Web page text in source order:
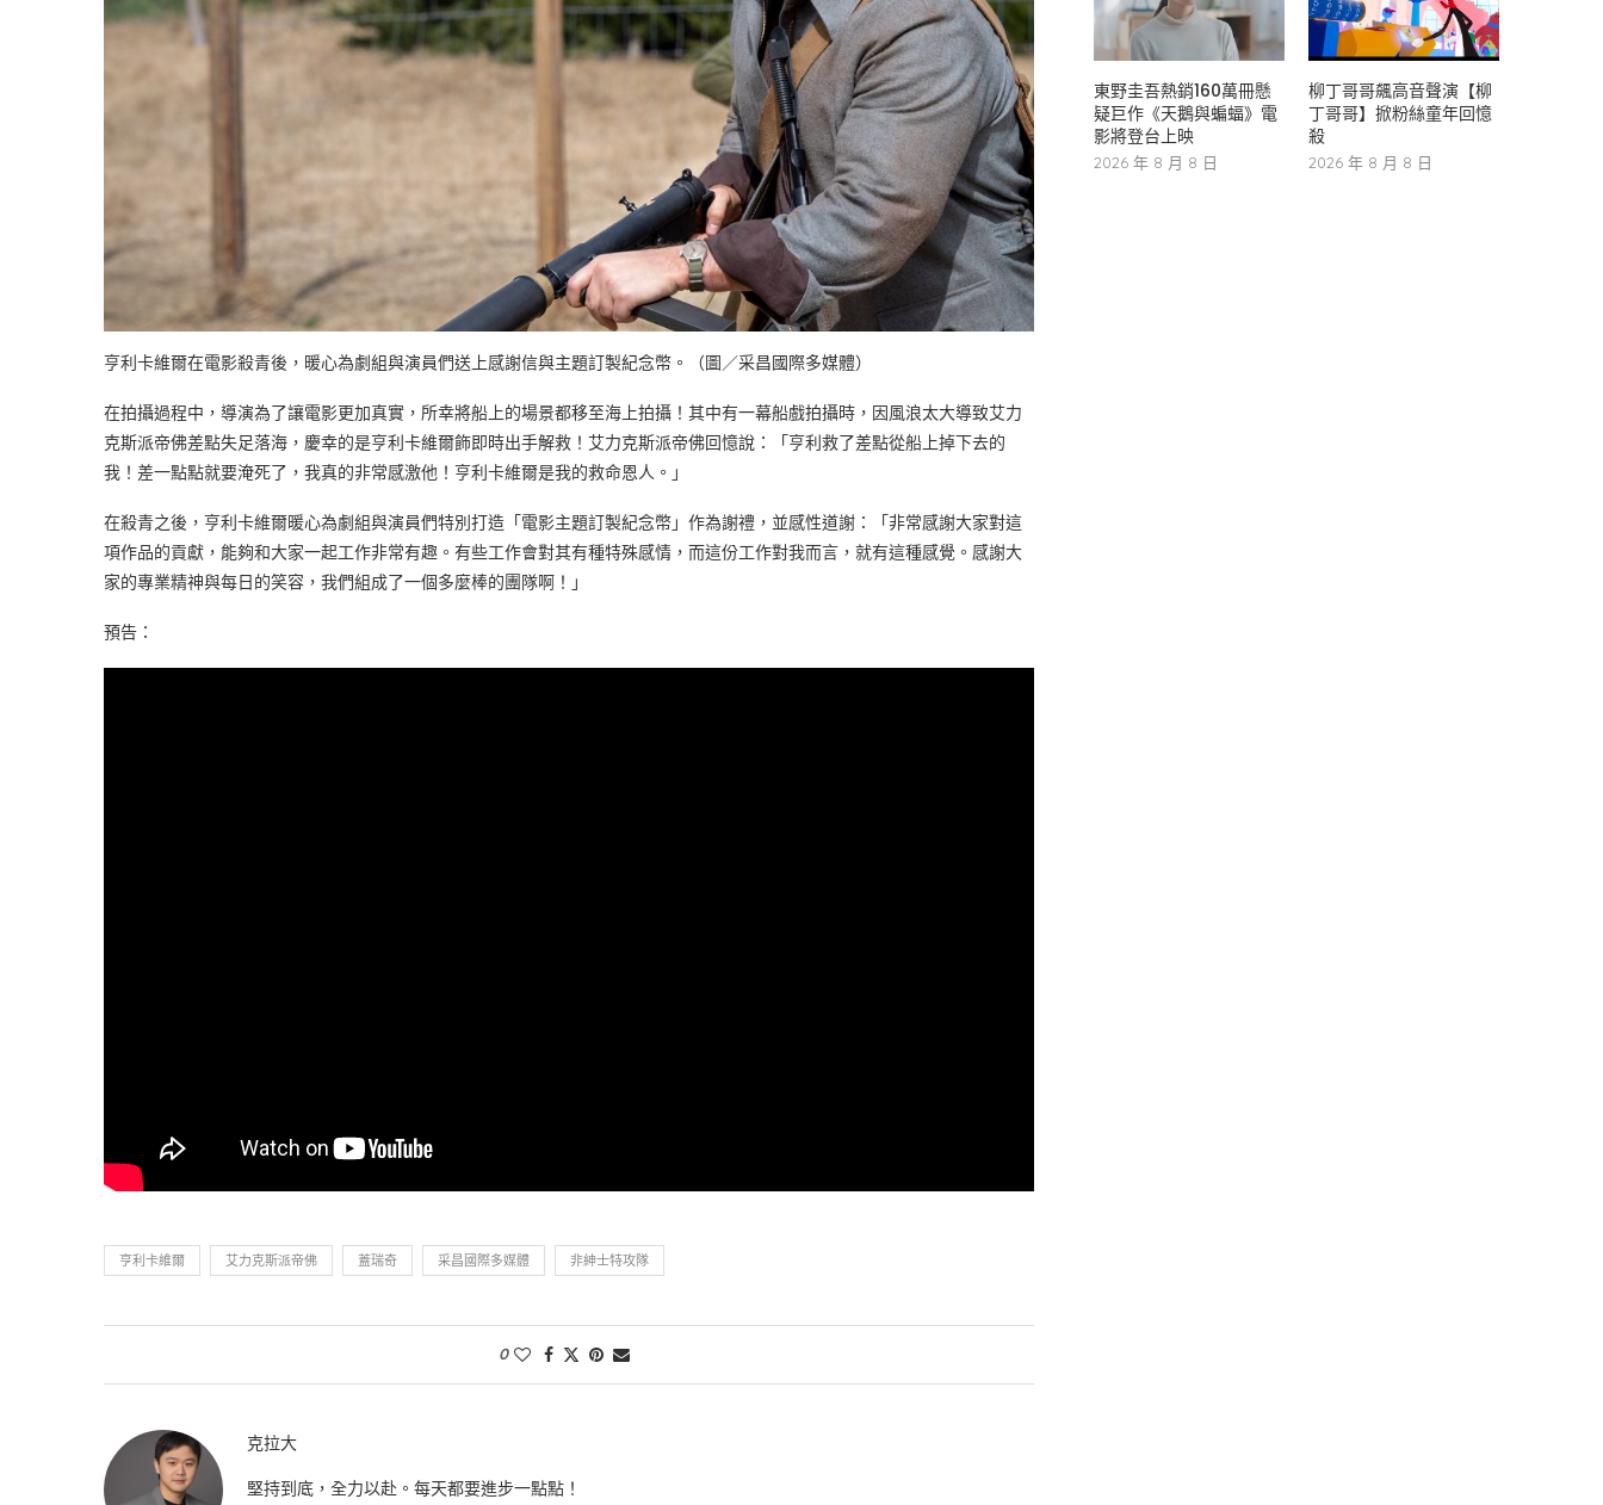
亨利卡維爾在電影殺青後，暖心為劇組與演員們送上感謝信與主題訂製紀念幣。（圖／采昌國際多媒體）
在拍攝過程中，導演為了讓電影更加真實，所幸將船上的場景都移至海上拍攝！其中有一幕船戲拍攝時，因風浪太大導致艾力
克斯派帝佛差點失足落海，慶幸的是亨利卡維爾飾即時出手解救！艾力克斯派帝佛回憶說：「亨利救了差點從船上掉下去的
我！差一點點就要淹死了，我真的非常感激他！亨利卡維爾是我的救命恩人。」
在殺青之後，亨利卡維爾暖心為劇組與演員們特別打造「電影主題訂製紀念幣」作為謝禮，並感性道謝：「非常感謝大家對這
項作品的貢獻，能夠和大家一起工作非常有趣。有些工作會對其有種特殊感情，而這份工作對我而言，就有這種感覺。感謝大
家的專業精神與每日的笑容，我們組成了一個多麼棒的團隊啊！」
預告：
亨利卡維爾 艾力克斯派帝佛 蓋瑞奇 采昌國際多媒體 非紳士特攻隊
0
克拉大
堅持到底，全力以赴。每天都要進步一點點！
東野圭吾熱銷160萬冊懸
疑巨作《天鵝與蝙蝠》電
影將登台上映
2026 年 8 月 8 日
柳丁哥哥飆高音聲演【柳
丁哥哥】掀粉絲童年回憶
殺
2026 年 8 月 8 日